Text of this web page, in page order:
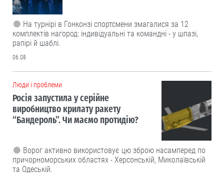
На турнірі в Гонконзі спортсмени змагалися за 12
комплектів нагород: індивідуальні та командні - у шпазі,
рапірі й шаблі.
06.08
Люди і проблеми
Росія запустила у серійне
виробництво крилату ракету
“Бандероль”. Чи маємо протидію?
Ворог активно використовує цю зброю насамперед по
причорноморських областях - Херсонській, Миколаївській
та Одеській.